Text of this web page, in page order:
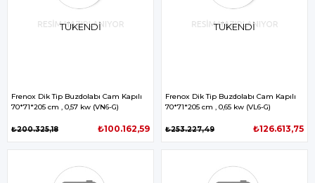
TÜKENDI
Frenox Dik Tip Buzdolabı Cam Kapılı
70*71*205 cm , 0,57 kw (VN6-G)
₺100.162,59
₺200.325,18
TÜKENDI
Frenox Dik Tip Buzdolabı Cam Kapılı
70*71*205 cm , 0,65 kw (VL6-G)
₺126.613,75
₺253.227,49